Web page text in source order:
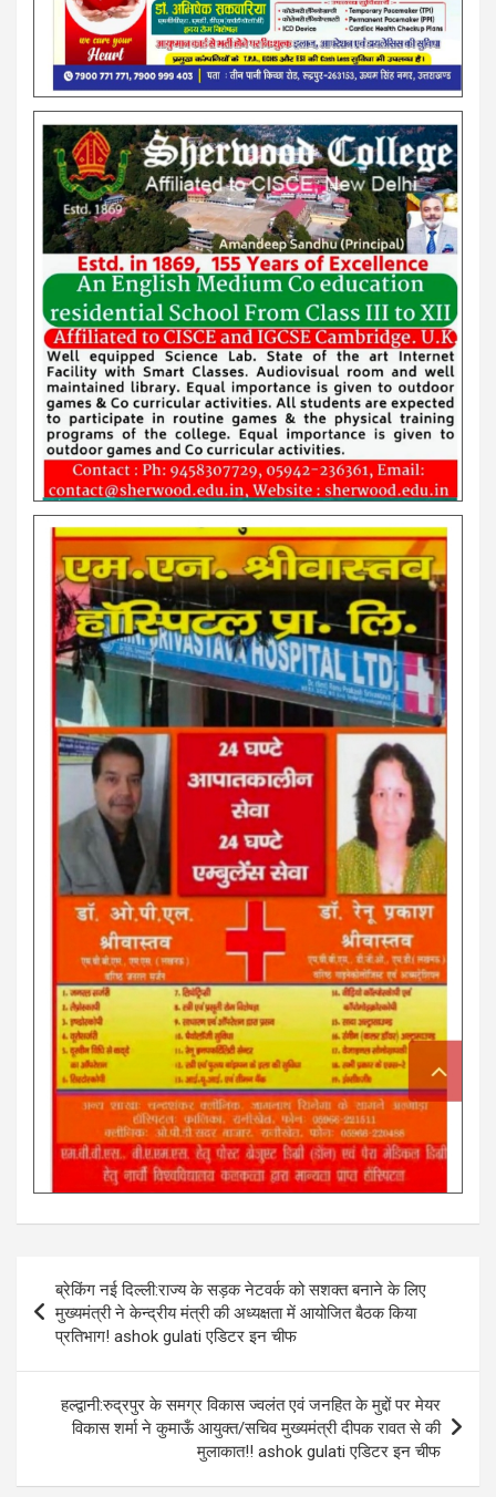
Post
navigation
ब्रेकिंग नई दिल्ली:राज्य के सड़क नेटवर्क को सशक्त बनाने के लिए
मुख्यमंत्री ने केन्द्रीय मंत्री की अध्यक्षता में आयोजित बैठक किया
प्रतिभाग! ashok gulati एडिटर इन चीफ
हल्द्वानी:रुद्रपुर के समग्र विकास ज्वलंत एवं जनहित के मुद्दों पर मेयर
विकास शर्मा ने कुमाऊँ आयुक्त/सचिव मुख्यमंत्री दीपक रावत से की
मुलाकात!! ashok gulati एडिटर इन चीफ